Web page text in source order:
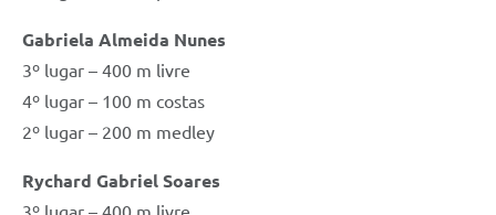
Gabriela Almeida Nunes
3º lugar – 400 m livre
4º lugar – 100 m costas
2º lugar – 200 m medley
Rychard Gabriel Soares